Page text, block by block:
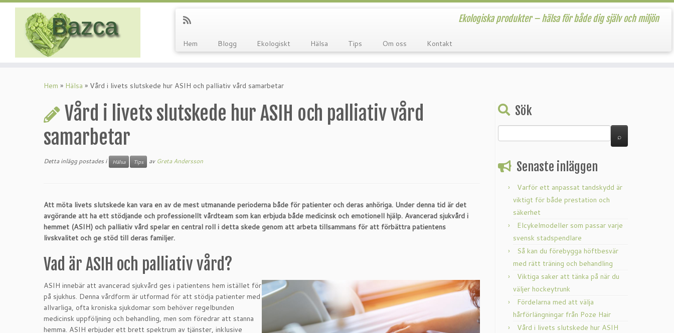
Ekologiska produkter – hälsa för både dig själv och miljön
Hem Blogg Ekologiskt Hälsa Tips Om oss Kontakt
Hem » Hälsa » Vård i livets slutskede hur ASIH och palliativ vård samarbetar
Vård i livets slutskede hur ASIH och palliativ vård
samarbetar
Detta inlägg postades i Hälsa Tips av Greta Andersson
Att möta livets slutskede kan vara en av de mest utmanande perioderna både för patienter och deras anhöriga. Under denna tid är det
avgörande att ha ett stödjande och professionellt vårdteam som kan erbjuda både medicinsk och emotionell hjälp. Avancerad sjukvård i
hemmet (ASIH) och palliativ vård spelar en central roll i detta skede genom att arbeta tillsammans för att förbättra patientens
livskvalitet och ge stöd till deras familjer.
Vad är ASIH och palliativ vård?
ASIH innebär att avancerad sjukvård ges i patientens hem istället för
på sjukhus. Denna vårdform är utformad för att stödja patienter med
allvarliga, ofta kroniska sjukdomar som behöver regelbunden
medicinsk uppföljning och behandling, men som föredrar att stanna
hemma. ASIH erbjuder ett brett spektrum av tjänster, inklusive
Sök
Senaste inläggen
Varför ett anpassat tandskydd är
viktigt för både prestation och
säkerhet
Elcykelmodeller som passar varje
svensk stadspendlare
Så kan du förebygga höftbesvär
med rätt träning och behandling
Viktiga saker att tänka på när du
väljer hockeytrunk
Fördelarna med att välja
hårförlängningar från Poze Hair
Vård i livets slutskede hur ASIH